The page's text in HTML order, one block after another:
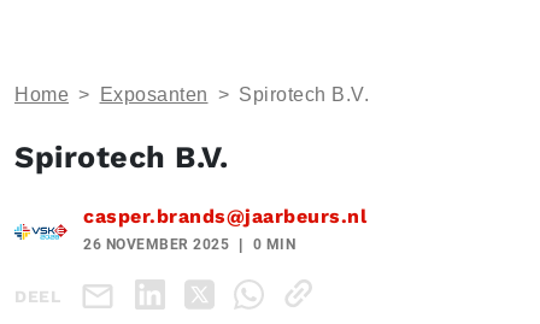
Home > Exposanten > Spirotech B.V.
Spirotech B.V.
casper.brands@jaarbeurs.nl
26 NOVEMBER 2025 0 MIN
DEEL